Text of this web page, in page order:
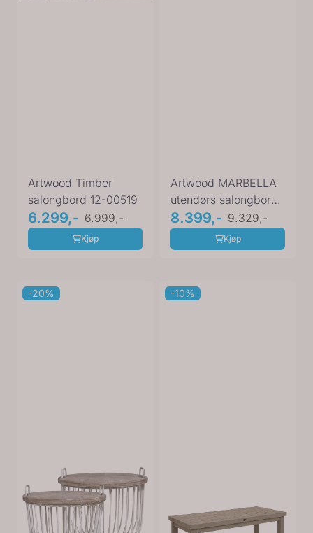
Artwood Timber
salongbord 12-00519
6.299,- 6.999,-
Kjøp
Artwood MARBELLA
utendørs salongbord
12-16835
8.399,- 9.329,-
Kjøp
-20% -10%